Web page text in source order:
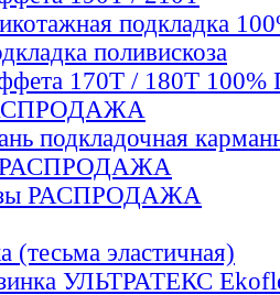
подкладка
поливискоза
170Т / 180Т 100%
подкладочная
РАСПРОДАЖА
РАСПРОДАЖА
(тесьма эластичная)
УЛЬТРАТЕКС